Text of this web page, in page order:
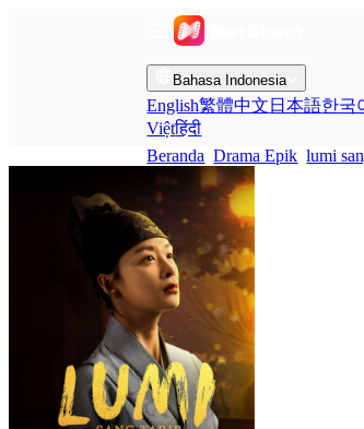
Bahasa Indonesia
English繁體中文 日本語한국
Việtहिंदी
Beranda Drama Epik lumi